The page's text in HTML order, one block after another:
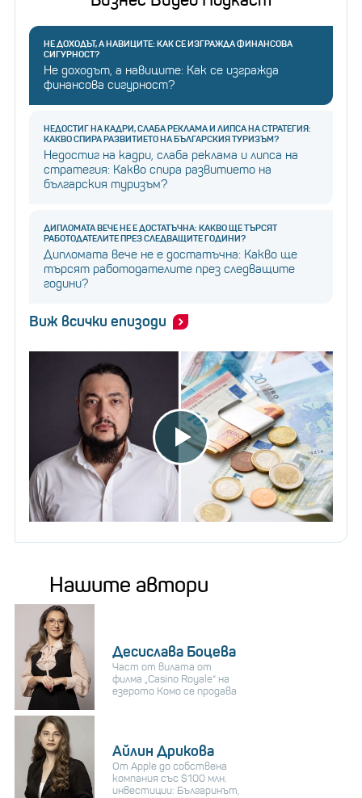
НЕ ДОХОДЪТ, А НАВИЦИТЕ: КАК СЕ ИЗГРАЖДА ФИНАНСОВА
СИГУРНОСТ?
Не доходът, а навиците: Как се изгражда
финансова сигурност?
НЕДОСТИГ НА КАДРИ, СЛАБА РЕКЛАМА И ЛИПСА НА СТРАТЕГИЯ:
КАКВО СПИРА РАЗВИТИЕТО НА БЪЛГАРСКИЯ ТУРИЗЪМ?
Недостиг на кадри, слаба реклама и липса на
стратегия: Какво спира развитието на
българския туризъм?
ДИПЛОМАТА ВЕЧЕ НЕ Е ДОСТАТЪЧНА: КАКВО ЩЕ ТЪРСЯТ
РАБОТОДАТЕЛИТЕ ПРЕЗ СЛЕДВАЩИТЕ ГОДИНИ?
Дипломата вече не е достатъчна: Какво ще
търсят работодателите през следващите
години?
Виж всички епизоди
Нашите автори
Десислава Боцева
Част от вилата от
филма „Casino Royale“ на
езерото Комо се продава
Айлин Дрикова
От Apple до собствена
компания със $100 млн.
инвестиции: Българинът,